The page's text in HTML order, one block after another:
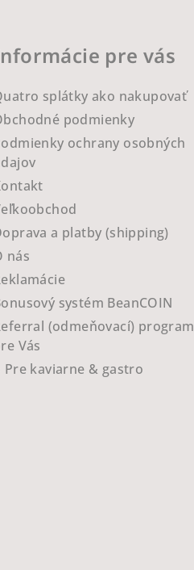
pre vás
splátky ako nakupovať
podmienky
ochrany osobných
a platby (shipping)
nás
systém BeanCOIN
(odmeňovací) program
Vás
Pre kaviarne & gastro